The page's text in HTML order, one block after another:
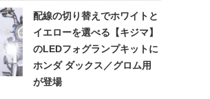
配線の切り替えでホワイトと
イエローを選べる【キジマ】
のLEDフォグランプキットに
ホンダ ダックス／グロム用
が登場